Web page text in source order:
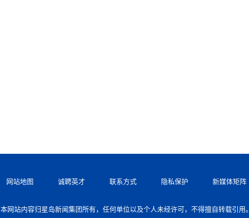
网站地图 诚聘英才 联系方式 隐私保护 新媒体矩阵
本网站内容归星岛新闻集团所有，任何单位以及个人未经许可，不得擅自转载引用。